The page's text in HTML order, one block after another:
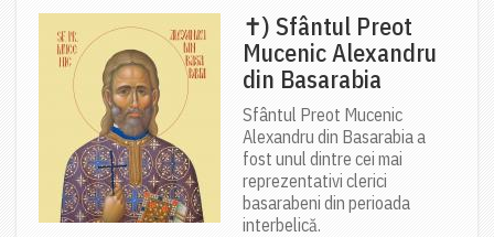
✝) Sfântul Preot
Mucenic Alexandru
din Basarabia
Sfântul Preot Mucenic
Alexandru din Basarabia a
fost unul dintre cei mai
reprezentativi clerici
basarabeni din perioada
interbelică.